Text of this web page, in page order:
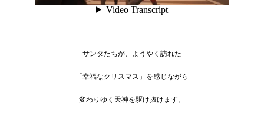
サンタたちが、ようやく訪れた
「幸福なクリスマス」を感じながら
変わりゆく天神を駆け抜けます。